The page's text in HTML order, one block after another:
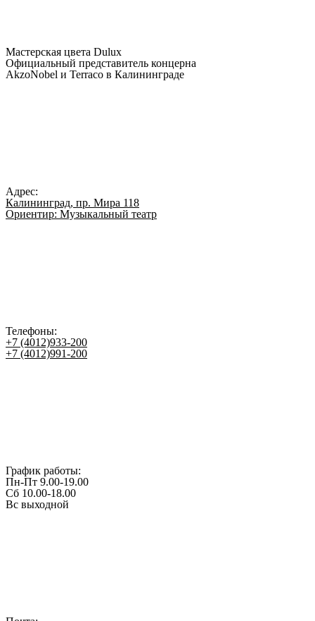
Мастерская цвета Dulux
Официальный представитель концерна
AkzoNobel и Terraco в Калининграде
Адрес:
Калининград, пр. Мира 118
Ориентир: Музыкальный театр
Телефоны:
+7 (4012)933-200
+7 (4012)991-200
График работы:
Пн-Пт 9.00-19.00
Сб 10.00-18.00
Вс выходной